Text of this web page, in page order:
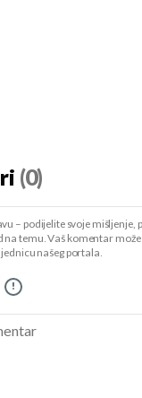
(0)
– podijelite svoje mišljenje,
na temu. Vaš komentar
našeg portala.
!